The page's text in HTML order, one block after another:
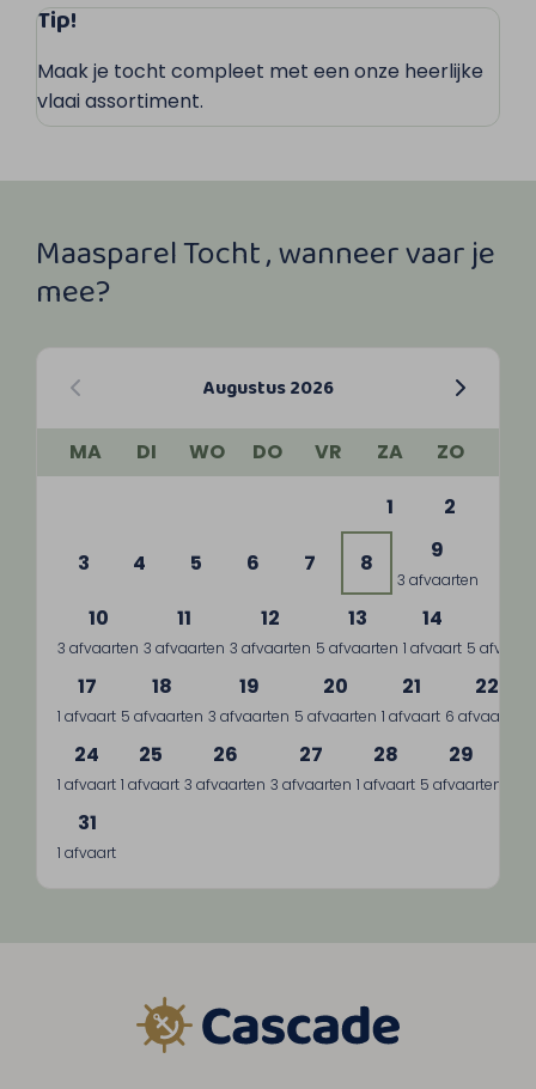
Tip!
Maak je tocht compleet met een onze heerlijke
vlaai assortiment.
Maasparel Tocht , wanneer vaar je
mee?
Augustus 2026
MA DI WO DO VR ZA
ZO
1
2
3 4 5 6 7 8 9
3 afvaarten
10
3 afvaarten
11
3 afvaarten
12
3 afvaarten
13
5 afvaarten
14
1 afvaart 5
17
1 afvaart
18
5 afvaarten
19
3 afvaarten
20
5 afvaarten
21
1 afvaart
22
6 afvaarten
24
1 afvaart
25
1 afvaart
26
3 afvaarten
27
3 afvaarten
28
1 afvaart
29
5 afvaarten
31
1 afvaart